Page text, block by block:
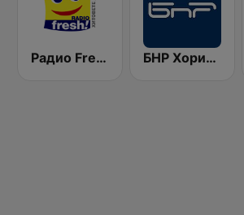
Радио Fresh! 100.3 FM БНР Хоризонт (BNR Horizont)